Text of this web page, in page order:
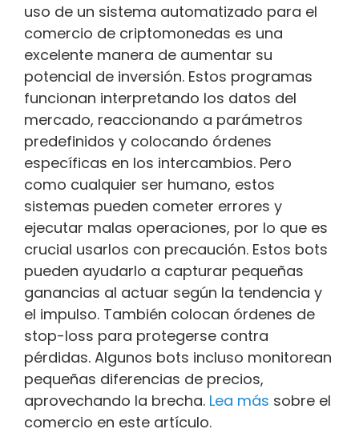
uso de un sistema automatizado para el
comercio de criptomonedas es una
excelente manera de aumentar su
potencial de inversión. Estos programas
funcionan interpretando los datos del
mercado, reaccionando a parámetros
predefinidos y colocando órdenes
específicas en los intercambios. Pero
como cualquier ser humano, estos
sistemas pueden cometer errores y
ejecutar malas operaciones, por lo que es
crucial usarlos con precaución. Estos bots
pueden ayudarlo a capturar pequeñas
ganancias al actuar según la tendencia y
el impulso. También colocan órdenes de
stop-loss para protegerse contra
pérdidas. Algunos bots incluso monitorean
pequeñas diferencias de precios,
aprovechando la brecha. Lea más sobre el
comercio en este artículo.